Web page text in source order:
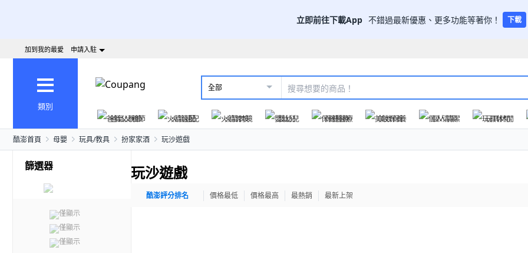
立即前往下載App 不錯過最新優惠、更多功能等著你！ 下載
加到我的最愛 申請入駐
類別
全部
爸氣父親節 火箭速配 火箭跨境 嬰幼兒 保健醫療 美妝保養 個人清潔 玩具休閒
酷澎首頁 母嬰 玩具/教具 扮家家酒 玩沙遊戲
篩選器
僅顯示
僅顯示
僅顯示
玩沙遊戲
酷澎評分排名 價格最低 價格最高 最熱銷 最新上架